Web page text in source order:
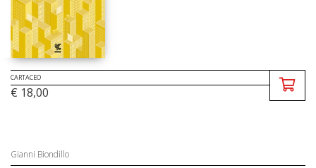
CARTACEO
€ 18,00
Gianni Biondillo